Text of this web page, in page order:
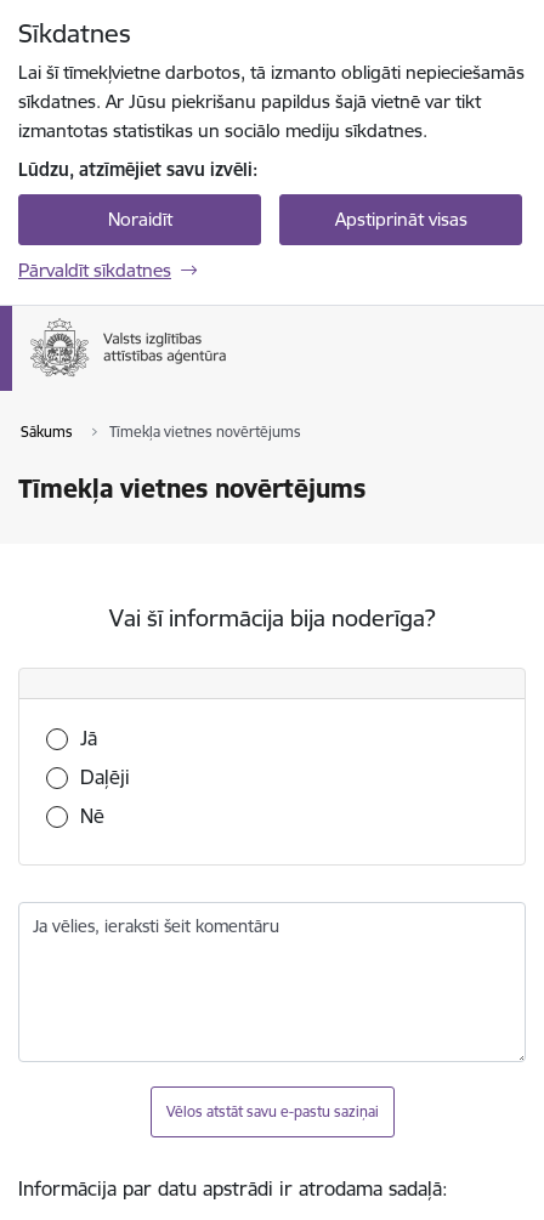
Sīkdatnes
Lai šī tīmekļvietne darbotos, tā izmanto obligāti nepieciešamās
sīkdatnes. Ar Jūsu piekrišanu papildus šajā vietnē var tikt
izmantotas statistikas un sociālo mediju sīkdatnes.
Lūdzu, atzīmējiet savu izvēli:
Noraidīt Apstiprināt visas
Pārvaldīt sīkdatnes
Sākums Tīmekļa vietnes novērtējums
Tīmekļa vietnes novērtējums
Vai šī informācija bija noderīga?
Vai šī informācija bija noderīga?
Jā
Daļēji
Nē
Ja vēlies, ieraksti šeit komentāru
Vēlos atstāt savu e-pastu saziņai
Informācija par datu apstrādi ir atrodama sadaļā: